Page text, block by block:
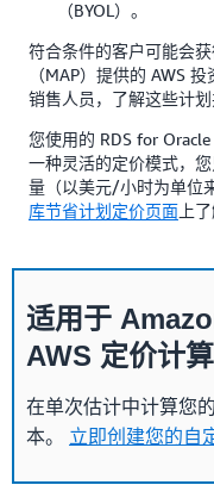
（BYOL）。
符合条件的客户可能会
（MAP）提供的 AWS
销售人员，了解这些计划
您使用的 RDS for
一种灵活的定价模式，
量（以美元/小时为单位
库节省计划定价页面 上
适用于
AWS 定价计
在单次估计中计算您
本。 立即创建您的自